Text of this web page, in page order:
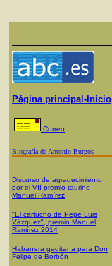
Página principal-Inicio
Correo
Biografía de Antonio Burgos
Discurso de agradecimiento
por el VII premio taurino
Manuel Ramírez
"El cartucho de Pepe Luis
Vázquez", premio Manuel
Ramírez 2014
Habanera gaditana para Don
Felipe de Borbón